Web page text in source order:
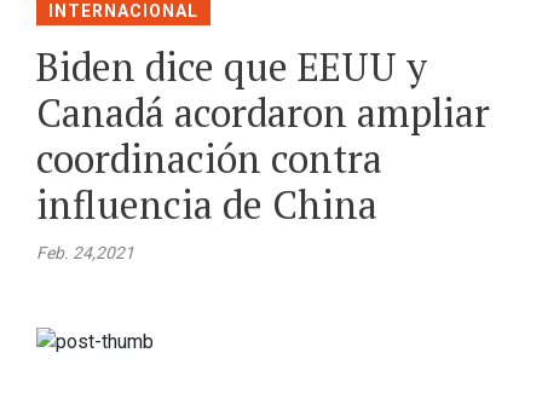
INTERNACIONAL
Biden dice que EEUU y
Canadá acordaron ampliar
coordinación contra
influencia de China
Feb. 24,2021